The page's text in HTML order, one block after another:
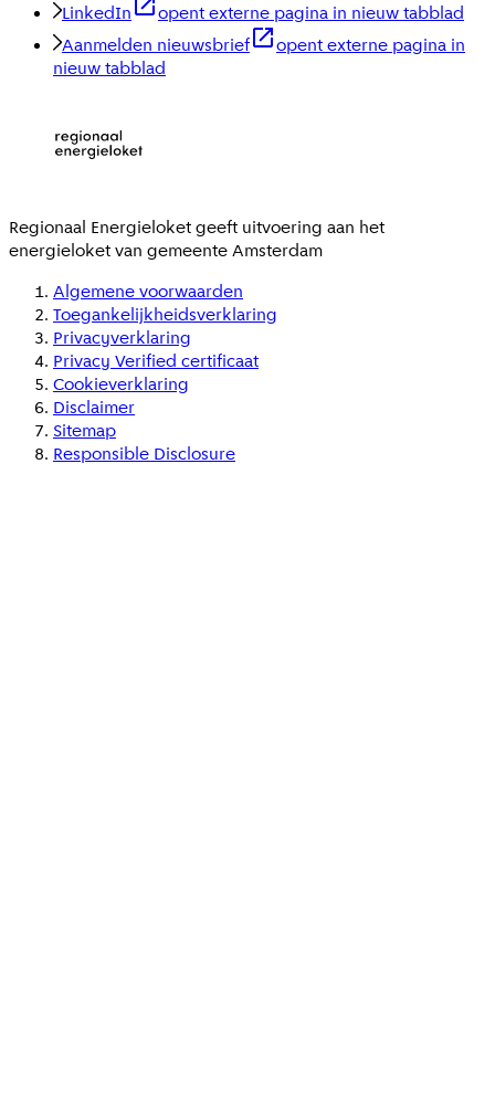
LinkedIn
opent externe pagina in nieuw tabblad
Aanmelden nieuwsbrief
opent externe pagina in
nieuw tabblad
Regionaal Energieloketgeeft uitvoering aan het
energieloket van gemeenteAmsterdam
Algemene voorwaarden
Toegankelijkheidsverklaring
Privacyverklaring
Privacy Verified certificaat
Cookieverklaring
Disclaimer
Sitemap
Responsible Disclosure